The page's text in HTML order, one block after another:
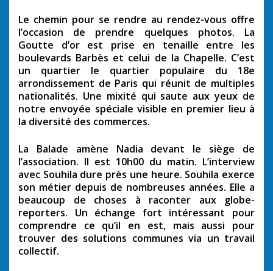
Le chemin pour se rendre au rendez-vous offre
l’occasion de prendre quelques photos. La
Goutte d’or est prise en tenaille entre les
boulevards Barbès et celui de la Chapelle. C’est
un quartier le quartier populaire du 18e
arrondissement de Paris qui réunit de multiples
nationalités. Une mixité qui saute aux yeux de
notre envoyée spéciale visible en premier lieu à
la diversité des commerces.
La Balade amène Nadia devant le siège de
l’association. Il est 10h00 du matin. L’interview
avec Souhila dure près une heure. Souhila exerce
son métier depuis de nombreuses années. Elle a
beaucoup de choses à raconter aux globe-
reporters. Un échange fort intéressant pour
comprendre ce qu’il en est, mais aussi pour
trouver des solutions communes via un travail
collectif.